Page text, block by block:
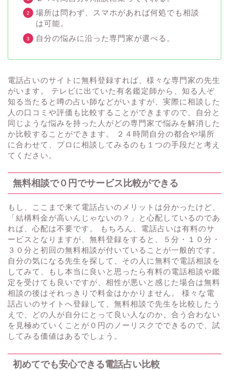
場所は問わず、スマホがあれば何処でも相談
は可能。
自分の悩みに沿った専門家が選べる。
電話占いのサイトに無料登録すれば、様々な専門家の先生
がいます。 テレビに出ていた有名鑑定師から、知る人ぞ
知る当たると噂の占い師などがいますが、実際に相談した
人の口コミや評価も比較することができますので、自分と
同じような悩みを持った人がどの専門家で悩みを解消した
か比較することができます。 ２４時間自分の都合や場所
に合わせて、プロに相談してみるのも１つの手段だと考え
てください。
無料相談で０円でサービス比較ができる
もし、ここまで来て電話占いのメリットは分かったけど、
「結構料金が高いんじゃないの？」と心配しているのであ
れば、心配は不要です。 もちろん、電話占いは有料のサ
ービスとなりますが、無料登録をすると、５分・１０分・
３０分と初回の無料相談が付いていることが一般的です。
自分の気になる先生を探して、その人に無料で電話相談を
してみて、もし本当に良いと思ったら有料の電話相談や鑑
定を受けても良いですが、相性が悪いと感じた場合は無料
相談の後はそれっきりで料金はかかりません。 様々な電
話占いのサイトへ登録して、無料相談で先生を比較したう
えで、どの人が自分にとって良い人なのか、合う合わない
を見極めていくことが０円のノーリスクでできるので、試
してみる価値はあるでしょう。
初めてでも安心できる電話占い比較